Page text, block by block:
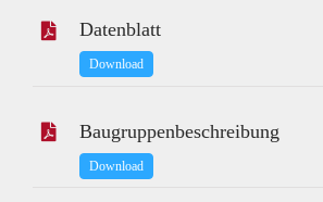
Datenblatt
Download
Baugruppenbeschreibung
Download